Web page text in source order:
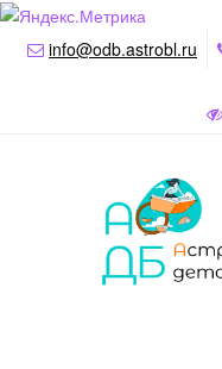
info@odb.astrobl.ru